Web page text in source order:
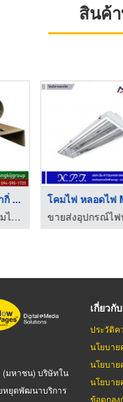
สินค้
กิ่ ...
ผู้ผลิต ขายส่ง โคมไฟถนน อุปกรณ์เสาไฟฟ้า สมุทรสาคร
โคมไฟ หลอดไฟ
(มหาชน) บริษัทใน
ยหยุดพัฒนาบริการ
เกี่ยวกั
ประวัติค
นโยบาย
นโยบาย
นโยบาย
ข้อตกลง